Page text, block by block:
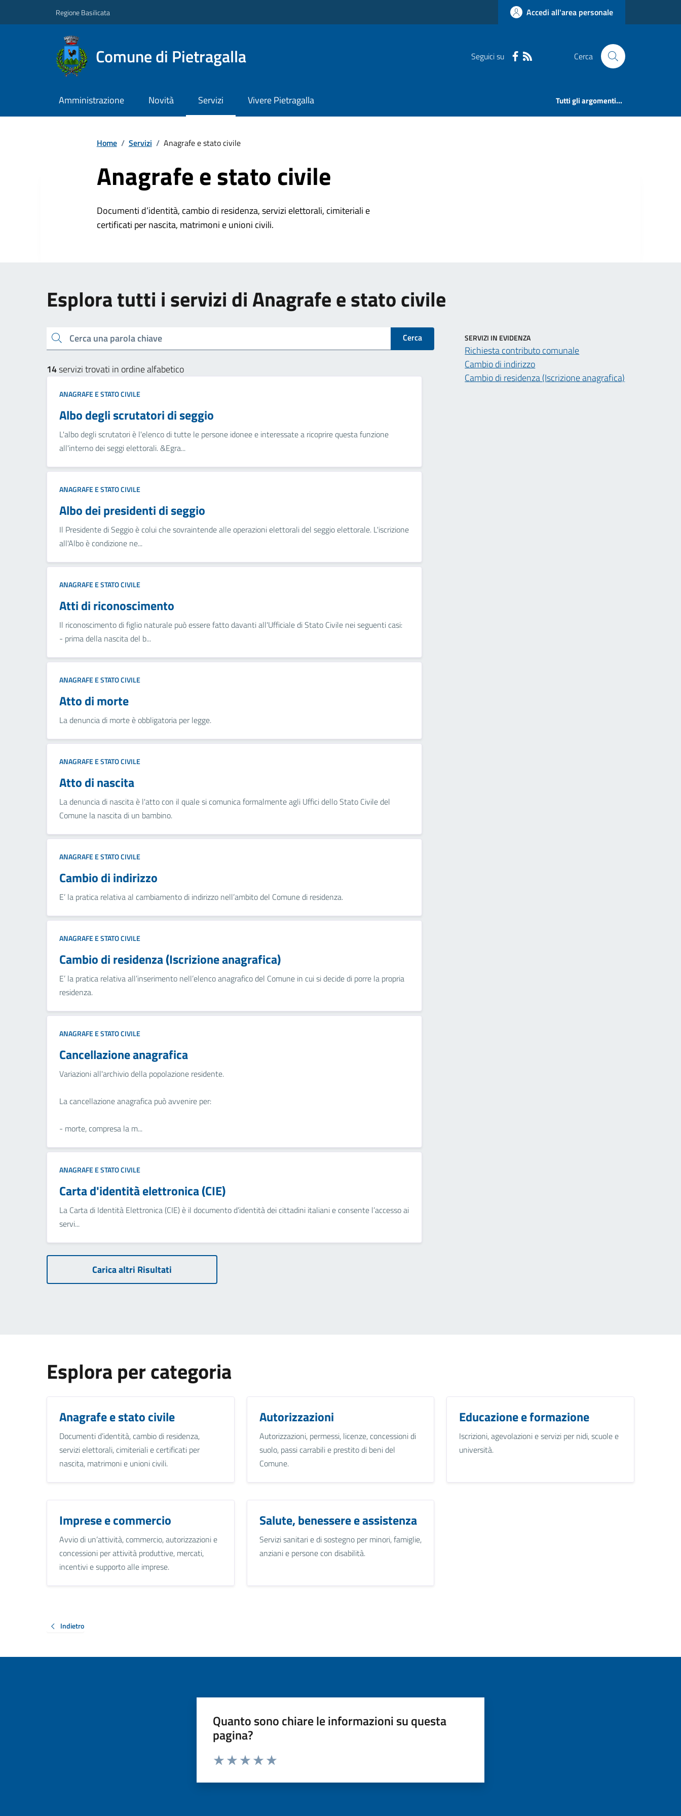
Regione Basilicata Accedi all'area personale
Comune di Pietragalla Seguici su Cerca
Amministrazione Novità Servizi Vivere Pietragalla Tutti gli argomenti...
Home / Servizi / Anagrafe e stato civile
Anagrafe e stato civile
Documenti d’identità, cambio di residenza, servizi elettorali, cimiteriali e
certificati per nascita, matrimoni e unioni civili.
Esplora tutti i servizi di Anagrafe e stato civile
Cerca una parola chiave Cerca
14servizi trovati in ordine alfabetico
ANAGRAFE E STATO CIVILE
Albo degli scrutatori di seggio
L'albo degli scrutatori è l'elenco di tutte le persone idonee e interessate a ricoprire questa funzione
all'interno dei seggi elettorali. &Egra...
ANAGRAFE E STATO CIVILE
Albo dei presidenti di seggio
Il Presidente di Seggio è colui che sovraintende alle operazioni elettorali del seggio elettorale. L'iscrizione
all'Albo è condizione ne...
ANAGRAFE E STATO CIVILE
Atti di riconoscimento
Il riconoscimento di figlio naturale può essere fatto davanti all'Ufficiale di Stato Civile nei seguenti casi:
- prima della nascita del b...
ANAGRAFE E STATO CIVILE
Atto di morte
La denuncia di morte è obbligatoria per legge.
ANAGRAFE E STATO CIVILE
Atto di nascita
La denuncia di nascita è l'atto con il quale si comunica formalmente agli Uffici dello Stato Civile del
Comune la nascita di un bambino.
ANAGRAFE E STATO CIVILE
Cambio di indirizzo
E’ la pratica relativa al cambiamento di indirizzo nell’ambito del Comune di residenza.
ANAGRAFE E STATO CIVILE
Cambio di residenza (Iscrizione anagrafica)
E’ la pratica relativa all’inserimento nell’elenco anagrafico del Comune in cui si decide di porre la propria
residenza.
ANAGRAFE E STATO CIVILE
Cancellazione anagrafica
Variazioni all'archivio della popolazione residente.
La cancellazione anagrafica può avvenire per:
- morte, compresa la m...
ANAGRAFE E STATO CIVILE
Carta d'identità elettronica (CIE)
La Carta di Identità Elettronica (CIE) è il documento d’identità dei cittadini italiani e consente l’accesso ai
servi...
Carica altri Risultati
SERVIZI IN EVIDENZA
Richiesta contributo comunale
Cambio di indirizzo
Cambio di residenza (Iscrizione anagrafica)
Esplora per categoria
Anagrafe e stato civile
Documenti d’identità, cambio di residenza,
servizi elettorali, cimiteriali e certificati per
nascita, matrimoni e unioni civili.
Autorizzazioni
Autorizzazioni, permessi, licenze, concessioni di
suolo, passi carrabili e prestito di beni del
Comune.
Educazione e formazione
Iscrizioni, agevolazioni e servizi per nidi, scuole e
università.
Imprese e commercio
Avvio di un’attività, commercio, autorizzazioni e
concessioni per attività produttive, mercati,
incentivi e supporto alle imprese.
Salute, benessere e assistenza
Servizi sanitari e di sostegno per minori, famiglie,
anziani e persone con disabilità.
Indietro
Quanto sono chiare le informazioni su questa
pagina?
Valuta da 1 a 5 stelle la pagina